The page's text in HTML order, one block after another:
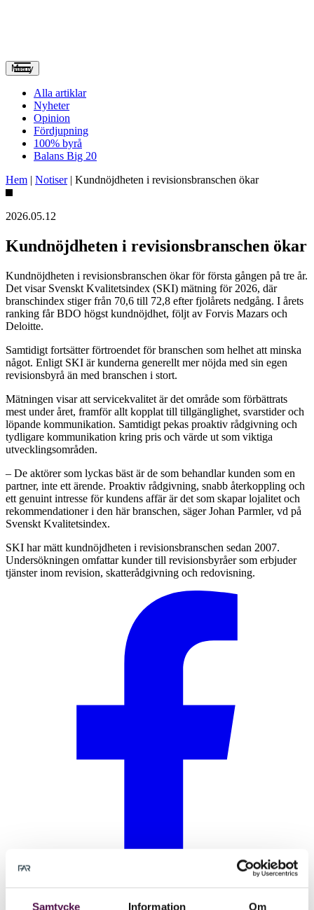
Samtycke Information Om
Meny
Alla artiklar
Nyheter
Opinion
Fördjupning
100% byrå
Balans Big 20
Hem | Notiser| Kundnöjdheten i revisionsbranschen ökar
2026.05.12
Kundnöjdheten i revisionsbranschen ökar
Kundnöjdheten i revisionsbranschen ökar för första gången på tre år.
Det visar Svenskt Kvalitetsindex (SKI) mätning för 2026, där
branschindex stiger från 70,6 till 72,8 efter fjolårets nedgång. I årets
ranking får BDO högst kundnöjdhet, följt av Forvis Mazars och
Deloitte.
Samtidigt fortsätter förtroendet för branschen som helhet att minska
något. Enligt SKI är kunderna generellt mer nöjda med sin egen
revisionsbyrå än med branschen i stort.
Mätningen visar att servicekvalitet är det område som förbättrats
mest under året, framför allt kopplat till tillgänglighet, svarstider och
löpande kommunikation. Samtidigt pekas proaktiv rådgivning och
tydligare kommunikation kring pris och värde ut som viktiga
utvecklingsområden.
– De aktörer som lyckas bäst är de som behandlar kunden som en
partner, inte ett ärende. Proaktiv rådgivning, snabb återkoppling och
ett genuint intresse för kundens affär är det som skapar lojalitet och
rekommendationer i den här branschen, säger Johan Parmler, vd på
Svenskt Kvalitetsindex.
SKI har mätt kundnöjdheten i revisionsbranschen sedan 2007.
Undersökningen omfattar kunder till revisionsbyråer som erbjuder
tjänster inom revision, skatterådgivning och redovisning.